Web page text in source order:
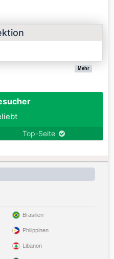
Mehr
Top-Seite
Brasilien
Philippinen
Libanon